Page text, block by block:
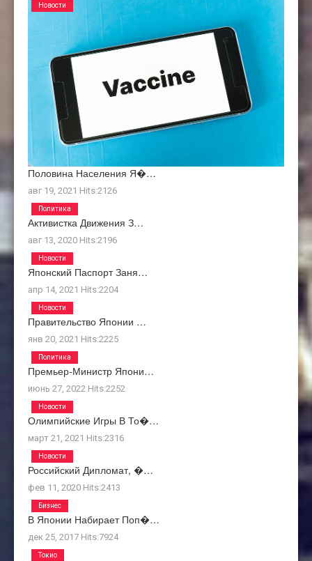
Половина Населения Я�…
авг 19, 2021 Hits:2126
Новости
Активистка Движения З…
авг 13, 2020 Hits:2196
Политика
Японский Паспорт Заня…
апр 14, 2021 Hits:2204
Новости
Правительство Японии …
янв 20, 2021 Hits:2225
Новости
Премьер-Министр Япони…
июнь 27, 2022 Hits:2252
Политика
Олимпийские Игры В То�…
март 21, 2021 Hits:2316
Новости
Российский Дипломат, �…
фев 11, 2020 Hits:2413
Новости
В Японии Набирает Поп�…
дек 25, 2017 Hits:7924
Бизнес
Токио